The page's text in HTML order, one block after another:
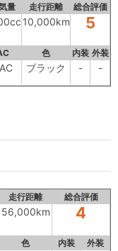
量 走行距離 総合評価
10,000km 5
色 内装 外装
ブラック - -
走行距離 総合評価
56,000km 4
色 内装 外装